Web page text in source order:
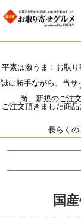
平素は激うま！お取
誠に勝手ながら、当
尚、新規のご注
ご注文頂きました商
長らくの
国